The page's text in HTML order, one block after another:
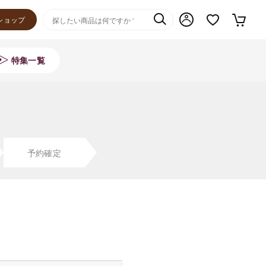
ョップ
特集一覧
予約確定